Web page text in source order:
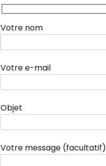
Votre nom
Votre e-mail
Objet
Votre message (facultatif)